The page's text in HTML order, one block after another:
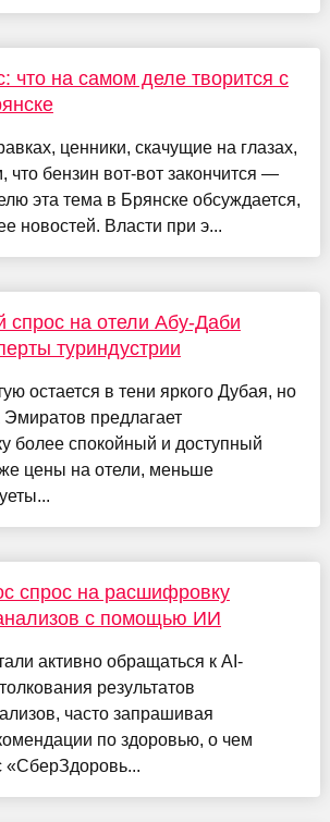
что на самом деле творится с
ценники, скачущие на глазах,
что бензин вот-вот закончится —
эта тема в Брянске обсуждается,
новостей. Власти при э...
спрос на отели Абу-Даби
туриндустрии
остается в тени яркого Дубая, но
предлагает
более спокойный и доступный
цены на отели, меньше
спрос на расшифровку
с помощью ИИ
активно обращаться к AI-
результатов
часто запрашивая
по здоровью, о чем
«СберЗдоровь...